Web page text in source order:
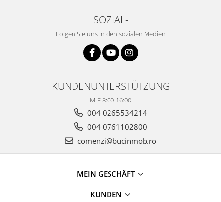
SOZIAL-
Folgen Sie uns in den sozialen Medien
KUNDENUNTERSTÜTZUNG
M-F 8:00-16:00
004 0265534214
004 0761102800
comenzi@bucinmob.ro
MEIN GESCHÄFT
KUNDEN